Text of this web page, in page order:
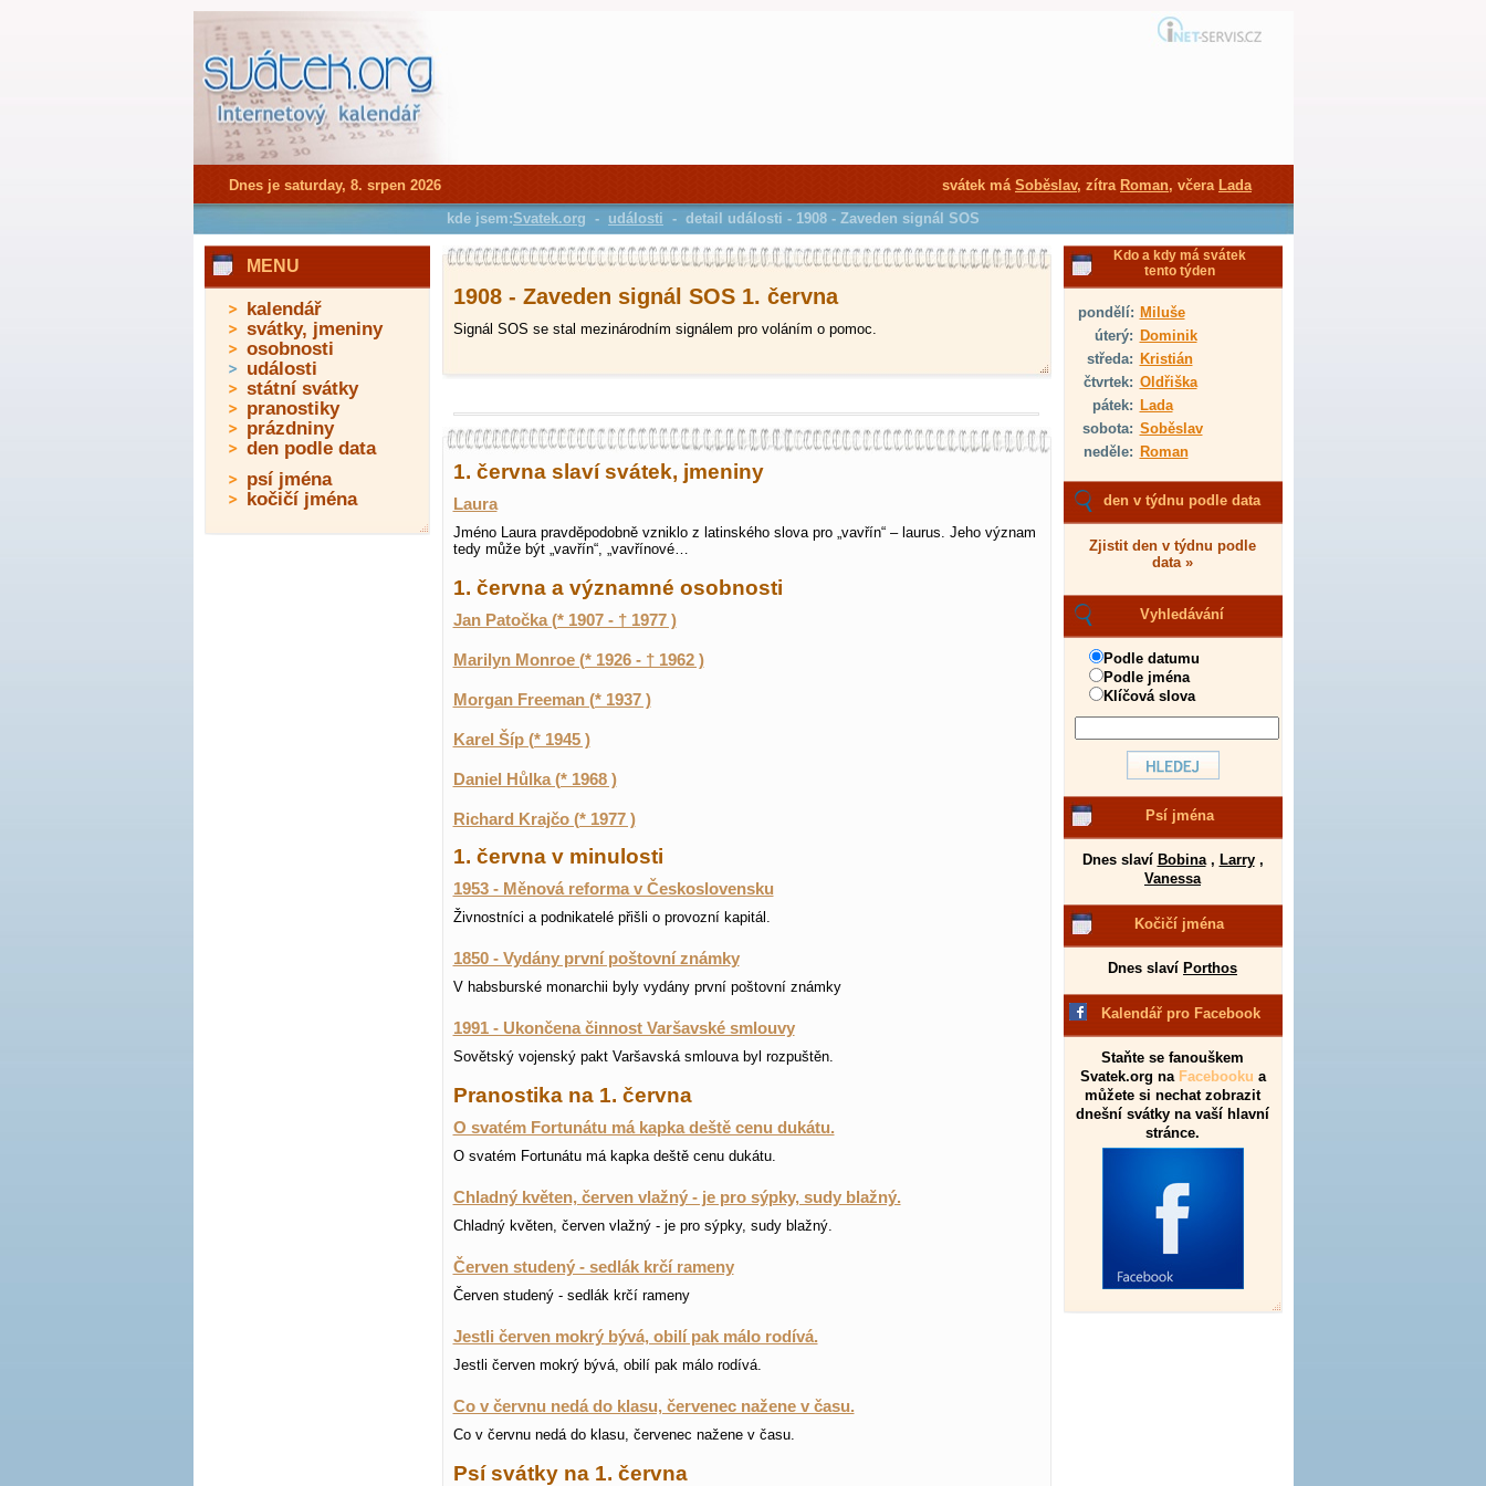
1908 - Zaveden signál SOS 1. června
Signál SOS se stal mezinárodním signálem pro voláním o pomoc.
1. června slaví svátek, jmeniny
Laura
Jméno Laura pravděpodobně vzniklo z latinského slova pro „vavřín“ – laurus. Jeho význam
tedy může být „vavřín“, „vavřínové…
1. června a významné osobnosti
Jan Patočka (* 1907 - † 1977 )
Marilyn Monroe (* 1926 - † 1962 )
Morgan Freeman (* 1937 )
Karel Šíp (* 1945 )
Daniel Hůlka (* 1968 )
Richard Krajčo (* 1977 )
1. června v minulosti
1953 - Měnová reforma v Československu
Živnostníci a podnikatelé přišli o provozní kapitál.
1850 - Vydány první poštovní známky
V habsburské monarchii byly vydány první poštovní známky
1991 - Ukončena činnost Varšavské smlouvy
Sovětský vojenský pakt Varšavská smlouva byl rozpuštěn.
Pranostika na 1. června
O svatém Fortunátu má kapka deště cenu dukátu.
O svatém Fortunátu má kapka deště cenu dukátu.
Chladný květen, červen vlažný - je pro sýpky, sudy blažný.
Chladný květen, červen vlažný - je pro sýpky, sudy blažný.
Červen studený - sedlák krčí rameny
Červen studený - sedlák krčí rameny
Jestli červen mokrý bývá, obilí pak málo rodívá.
Jestli červen mokrý bývá, obilí pak málo rodívá.
Co v červnu nedá do klasu, červenec nažene v času.
Co v červnu nedá do klasu, červenec nažene v času.
Psí svátky na 1. června
Kdo a kdy má svátek
tento týden
pondělí: Miluše
úterý: Dominik
středa: Kristián
čtvrtek: Oldřiška
pátek: Lada
sobota: Soběslav
neděle: Roman
den v týdnu podle data
Zjistit den v týdnu podle
data »
Vyhledávání
Podle datumu
Podle jména
Klíčová slova
Psí jména
Dnes slaví Bobina, Larry,
Vanessa
Kočičí jména
Dnes slaví Porthos
Kalendář pro Facebook
Staňte se fanouškem
Svatek.org na Facebooku a
můžete si nechat zobrazit
dnešní svátky na vaší hlavní
stránce.
MENU
kalendář
svátky, jmeniny
osobnosti
události
státní svátky
pranostiky
prázdniny
den podle data
psí jména
kočičí jména
Dnes je saturday, 8. srpen 2026 svátek má Soběslav, zítra Roman, včera Lada
kde jsem:Svatek.org - události - detail události - 1908 - Zaveden signál SOS